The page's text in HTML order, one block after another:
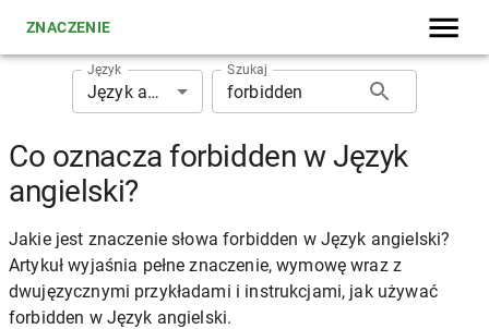
ZNACZENIE
Język
Język angielski
Szukaj
Co oznacza forbidden w Język
angielski?
Jakie jest znaczenie słowa forbidden w Język angielski?
Artykuł wyjaśnia pełne znaczenie, wymowę wraz z
dwujęzycznymi przykładami i instrukcjami, jak używać
forbidden w Język angielski.